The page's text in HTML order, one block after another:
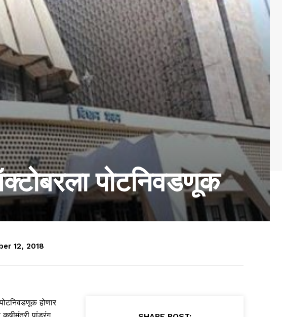
पोटनिवडणूक
12, 2018
होणार